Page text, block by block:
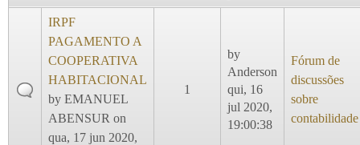
IRPF
PAGAMENTO A
COOPERATIVA
HABITACIONAL
by EMANUEL
ABENSUR on
qua, 17 jun 2020,
1
by
Anderson
qui, 16
jul 2020,
19:00:38
Fórum de
discussões
sobre
contabilidade